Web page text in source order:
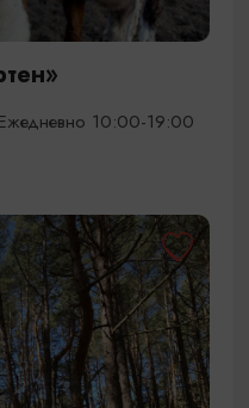
10:00-19:00